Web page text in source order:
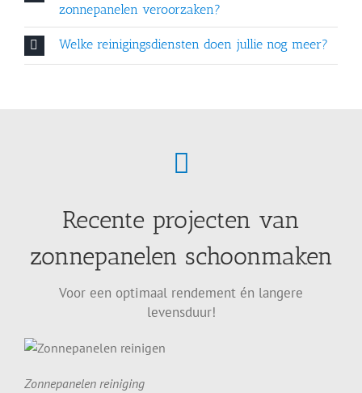
zonnepanelen veroorzaken?
Welke reinigingsdiensten doen jullie nog meer?
Recente projecten van
zonnepanelen schoonmaken
Voor een optimaal rendement én langere
levensduur!
Zonnepanelen reiniging